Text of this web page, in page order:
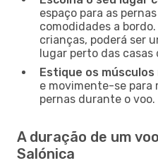
espaço para as
comodidades a
crianças, poderá ser
lugar perto das casas
Estique os
e movimente-se para
pernas durante o voo.
A duração de um
Salónica